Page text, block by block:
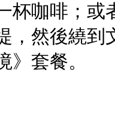
杯咖啡；或
，然後繞到
》套餐。